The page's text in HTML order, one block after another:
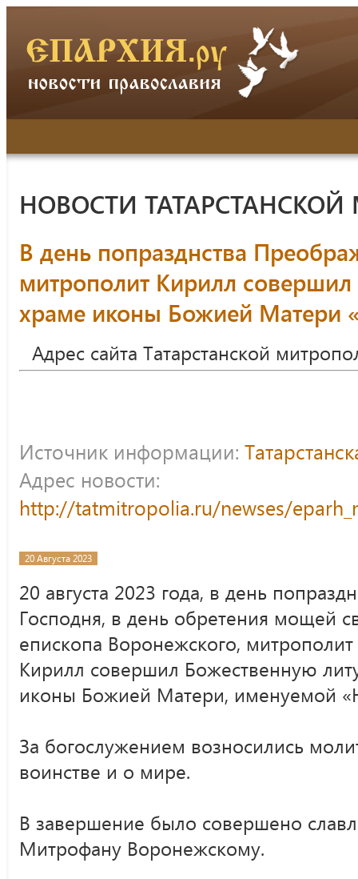
НОВОСТИ
В день попразднства
митрополит Кирилл
храме иконы Божией Матери
Адрес сайта Татарстанской
Источник информации:
Адрес новости:
http://tatmitropolia.ru/newses/
20 Августа 2023
20 августа 2023 года, в день
Господня, в день обретения мощей
епископа Воронежского, митрополит
Кирилл совершил Божественную
иконы Божией Матери, именуемой
За богослужением возносились
воинстве и о мире.
В завершение было совершено
Митрофану Воронежскому.